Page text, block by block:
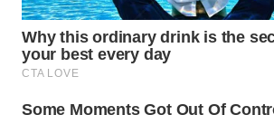
WN
DAIRI
WN